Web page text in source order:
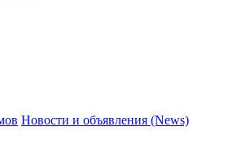
Новости и объявления (News)